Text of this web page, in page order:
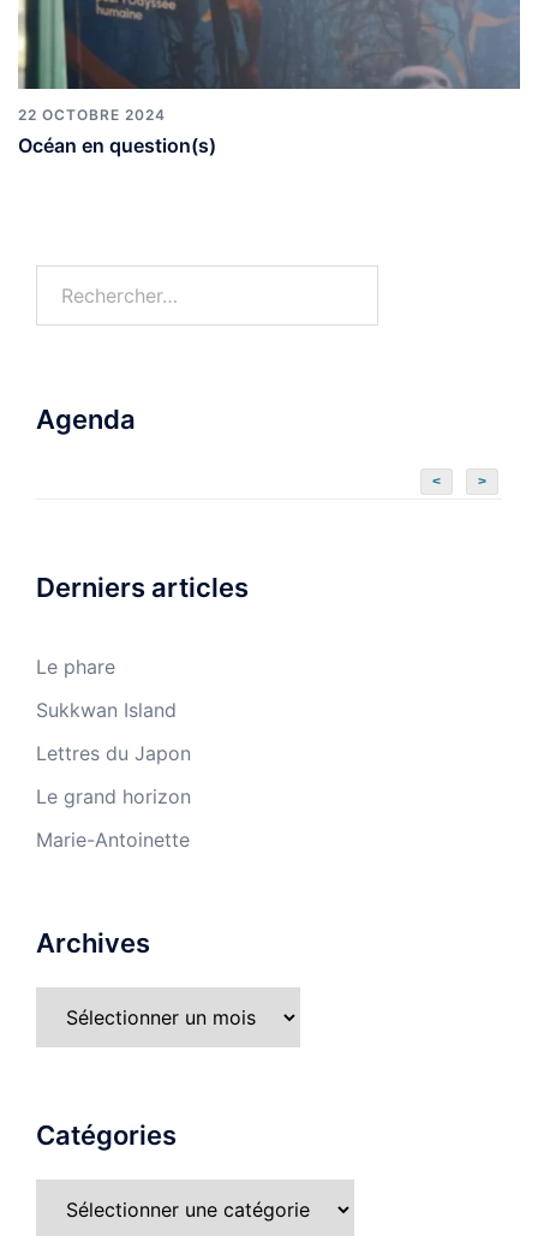
22 OCTOBRE 2024
Océan en question(s)
Agenda
< >
Derniers articles
Le phare
Sukkwan Island
Lettres du Japon
Le grand horizon
Marie-Antoinette
Archives
Catégories